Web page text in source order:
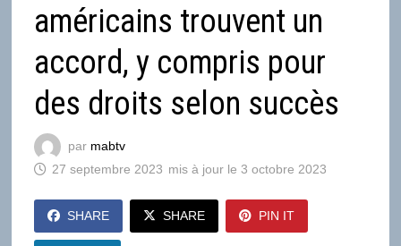
américains trouvent un
accord, y compris pour
des droits selon succès
par mabtv
27 septembre 2023
3 octobre 2023
SHARE SHARE PIN IT